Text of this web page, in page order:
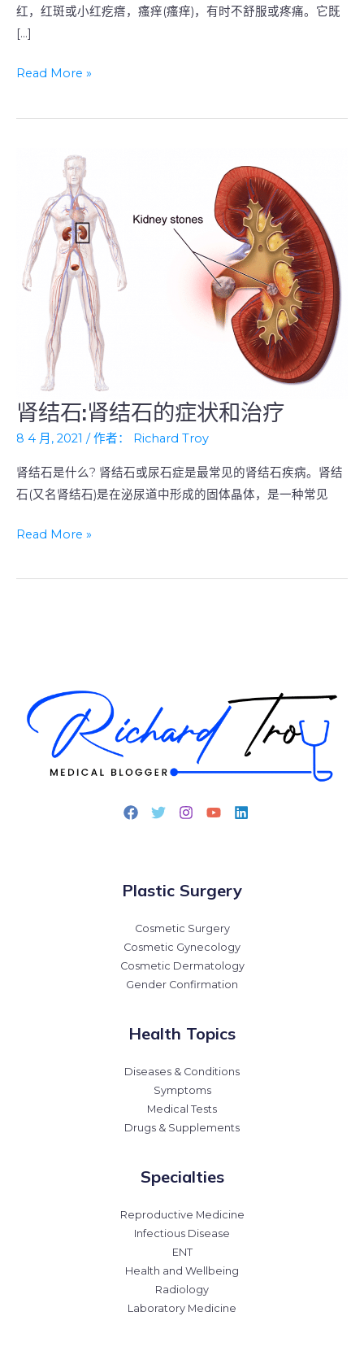
红，红斑或小红疙瘩，瘙痒(瘙痒)，有时不舒服或疼痛。它既
[…]
性
患
皮
的
Read More »
肾结石:肾结石的症状和治疗
8 4 月, 2021 / 作者： Richard Troy
肾结石是什么? 肾结石或尿石症是最常见的肾结石疾病。肾结
石(又名肾结石)是在泌尿道中形成的固体晶体，是一种常见
肾
结
肾
结
的
Read More »
Plastic Surgery
Cosmetic Surgery
Cosmetic Gynecology
Cosmetic Dermatology
Gender Confirmation
Health Topics
Diseases & Conditions
Symptoms
Medical Tests
Drugs & Supplements
Specialties
Reproductive Medicine
Infectious Disease
ENT
Health and Wellbeing
Radiology
Laboratory Medicine